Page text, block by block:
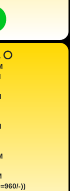
⭕️
))